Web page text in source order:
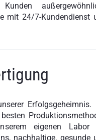
mit 24/7-Kundendienst
Erfolgsgeheimnis.
eigenen Labor
nachhaltige, gesunde